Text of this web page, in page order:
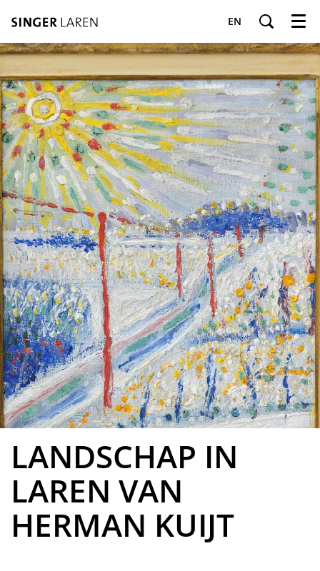
EN Menu
LANDSCHAP IN
LAREN VAN
HERMAN KUIJT